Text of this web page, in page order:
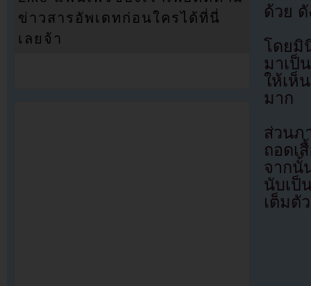
ด้วย
โดยมิ
มาเป็
ให้เห็
มาก
ส่วนภ
ถอดเ
จากนั้
นับเป็
เต็มตั
ข่าวสารอัพเดทก่อนใครได้ที่นี่
เลยจ้า